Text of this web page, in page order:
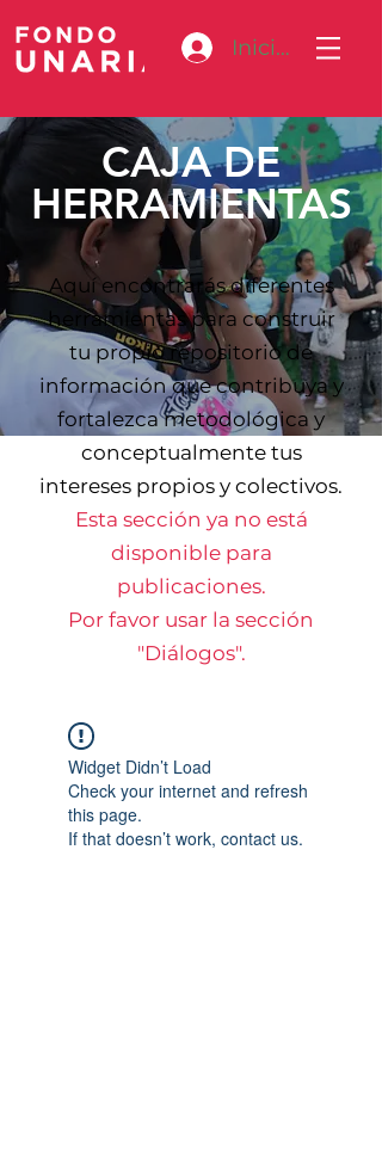
Iniciar sesión
CAJA DE
HERRAMIENTAS
Aquí encontrarás diferentes
herramientas para construir
tu propio repositorio de
información que contribuya y
fortalezca metodológica y
conceptualmente tus
intereses propios y colectivos.
Esta sección ya no está
disponible para
publicaciones.
Por favor usar la sección
"Diálogos".
Widget Didn’t Load
Check your internet and refresh
this page.
If that doesn’t work, contact us.